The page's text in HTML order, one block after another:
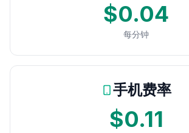
$0.04
每分钟
手机费率
$0.11